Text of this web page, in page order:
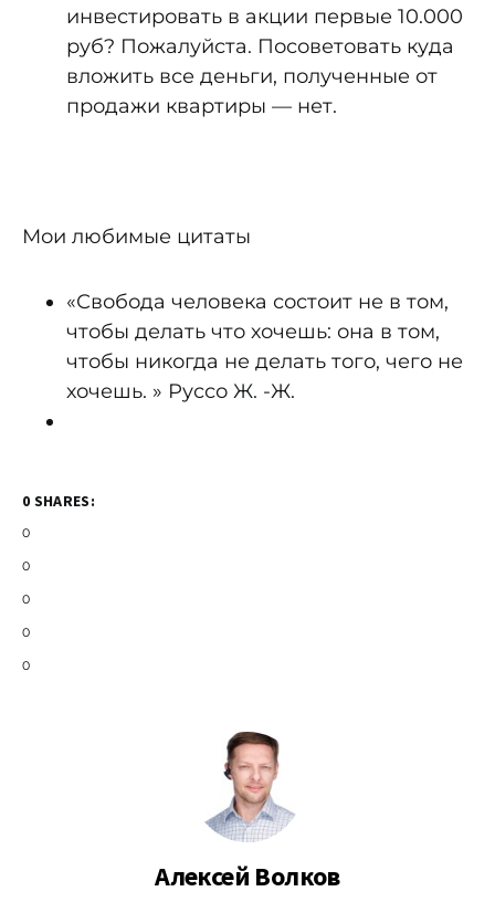
инвестировать в акции первые 10.000
руб? Пожалуйста. Посоветовать куда
вложить все деньги, полученные от
продажи квартиры — нет.
Мои любимые цитаты
«Свобода человека состоит не в том,
чтобы делать что хочешь: она в том,
чтобы никогда не делать того, чего не
хочешь. » Руссо Ж. -Ж.
0 SHARES:
0
0
0
0
0
Алексей Волков